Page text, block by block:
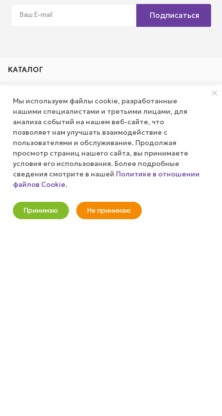
Подписаться
КАТАЛОГ
КОМПАНИЯ
ПУБЛИЧНАЯ ОФЕРТА
КАК СДЕЛАТЬ ЗАКАЗ?
+7 (800) 100-37-51
Мы используем файлы cookie, разработанные
нашими специалистами и третьими лицами, для
анализа событий на нашем веб-сайте, что
позволяет нам улучшать взаимодействие с
пользователями и обслуживание. Продолжая
просмотр страниц нашего сайта, вы принимаете
условия его использования. Более подробные
сведения смотрите в нашей Политике в отношении
файлов Cookie.
Принимаю Не принимаю